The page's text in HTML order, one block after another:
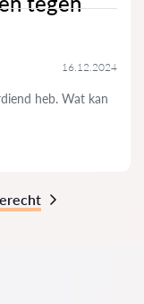
16.12.2024
heb. Wat kan